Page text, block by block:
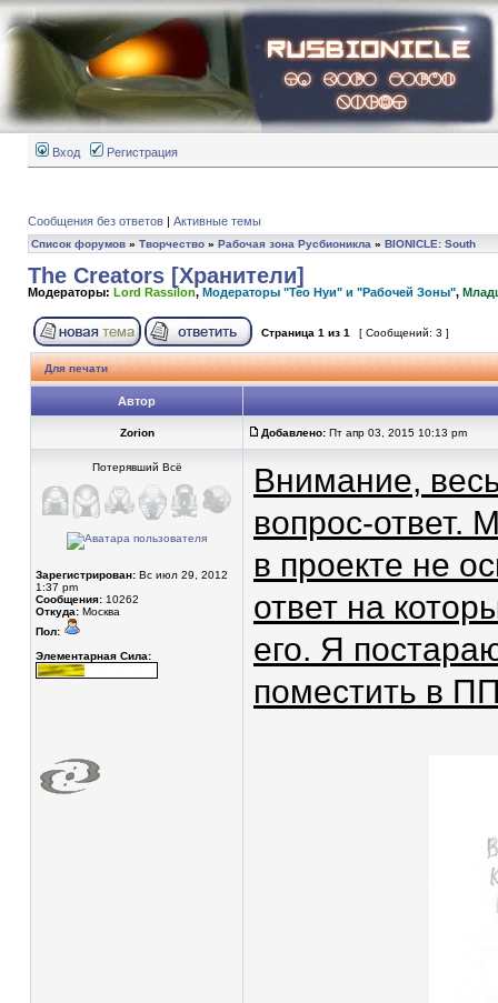
Вход Регистрация
Сообщения без ответов | Активные темы
Список форумов » Творчество » Рабочая зона Русбионикла » BIONICLE: South
The Creators [Хранители]
Модераторы: Lord Rassilon, Модераторы "Тео Нуи" и "Рабочей Зоны",
Страница 1 из 1 [ Сообщений: 3 ]
Для печати
Автор
Zorion Добавлено: Пт апр 03, 2015 10:13 pm
Потерявший Всё
Зарегистрирован: Вс июл 29, 2012
1:37 pm
Сообщения: 10262
Откуда: Москва
Пол:
Элементарная Сила:
Внимание,
вопрос-ответ.
в проекте не
ответ на
его. Я
поместить в